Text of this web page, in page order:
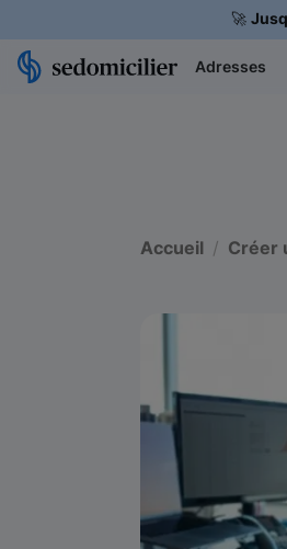
🚀
Adresses
Accueil Créer